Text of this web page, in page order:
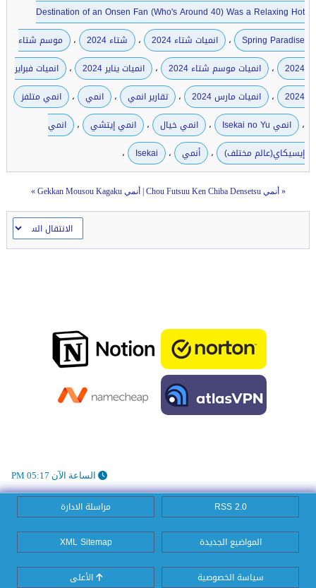
Destination of an Onsen Fan (Who's Around 40) Was a Relaxing Hot
Spring Paradise
، انميات شتاء 2024 ، شتاء 2024 ،
موسم شتاء
2024
، انميات موسم شتاء 2024 ، انميات يناير 2024 ،
انميات فبراير
2024
، انميات مارس 2024 ، تقارير انمي ، انمي ، انمي متلفز
، انمي Isekai no Yu ، انمي خيال ، انمي إيتشي ،
انمي
إيسيكاي(عالم مختلف)
، أنمي ، Isekai ،
« أنمي Chou Futsuu Ken Chiba Densetsu أنمي Gekkan Mousou Kagaku »
الساعة الآن 05:17 PM
RSS 2.0 مراسلة الادارة
المواضيع الجديدة XML Sitemap
سياسة الخصوصية الأعلى